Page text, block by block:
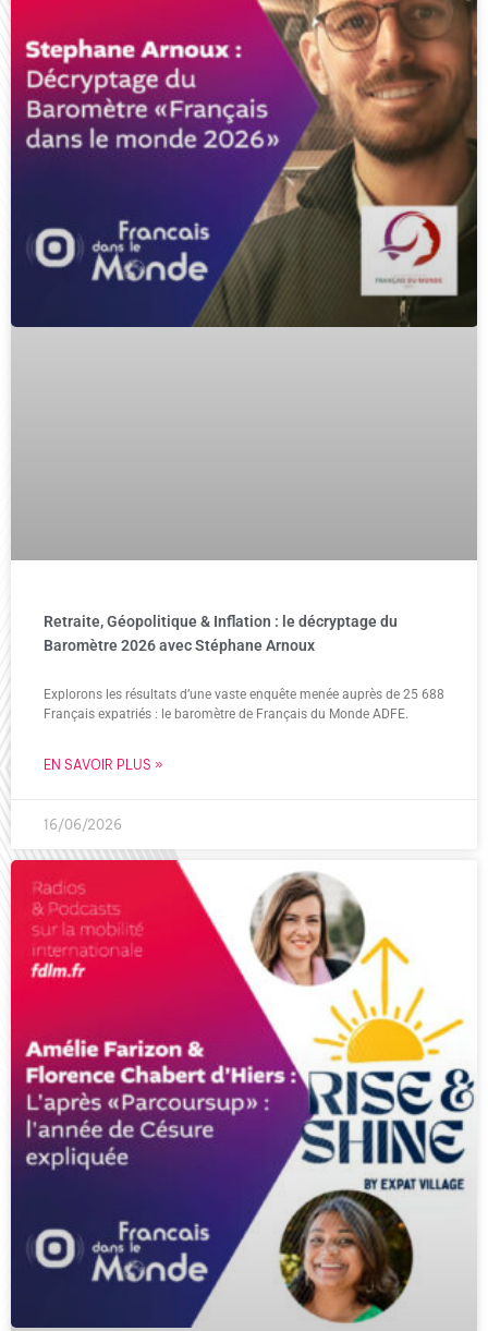
Retraite, Géopolitique & Inflation : le décryptage du
Baromètre 2026 avec Stéphane Arnoux
Explorons les résultats d’une vaste enquête menée auprès de 25 688
Français expatriés : le baromètre de Français du Monde ADFE.
EN SAVOIR PLUS »
16/06/2026